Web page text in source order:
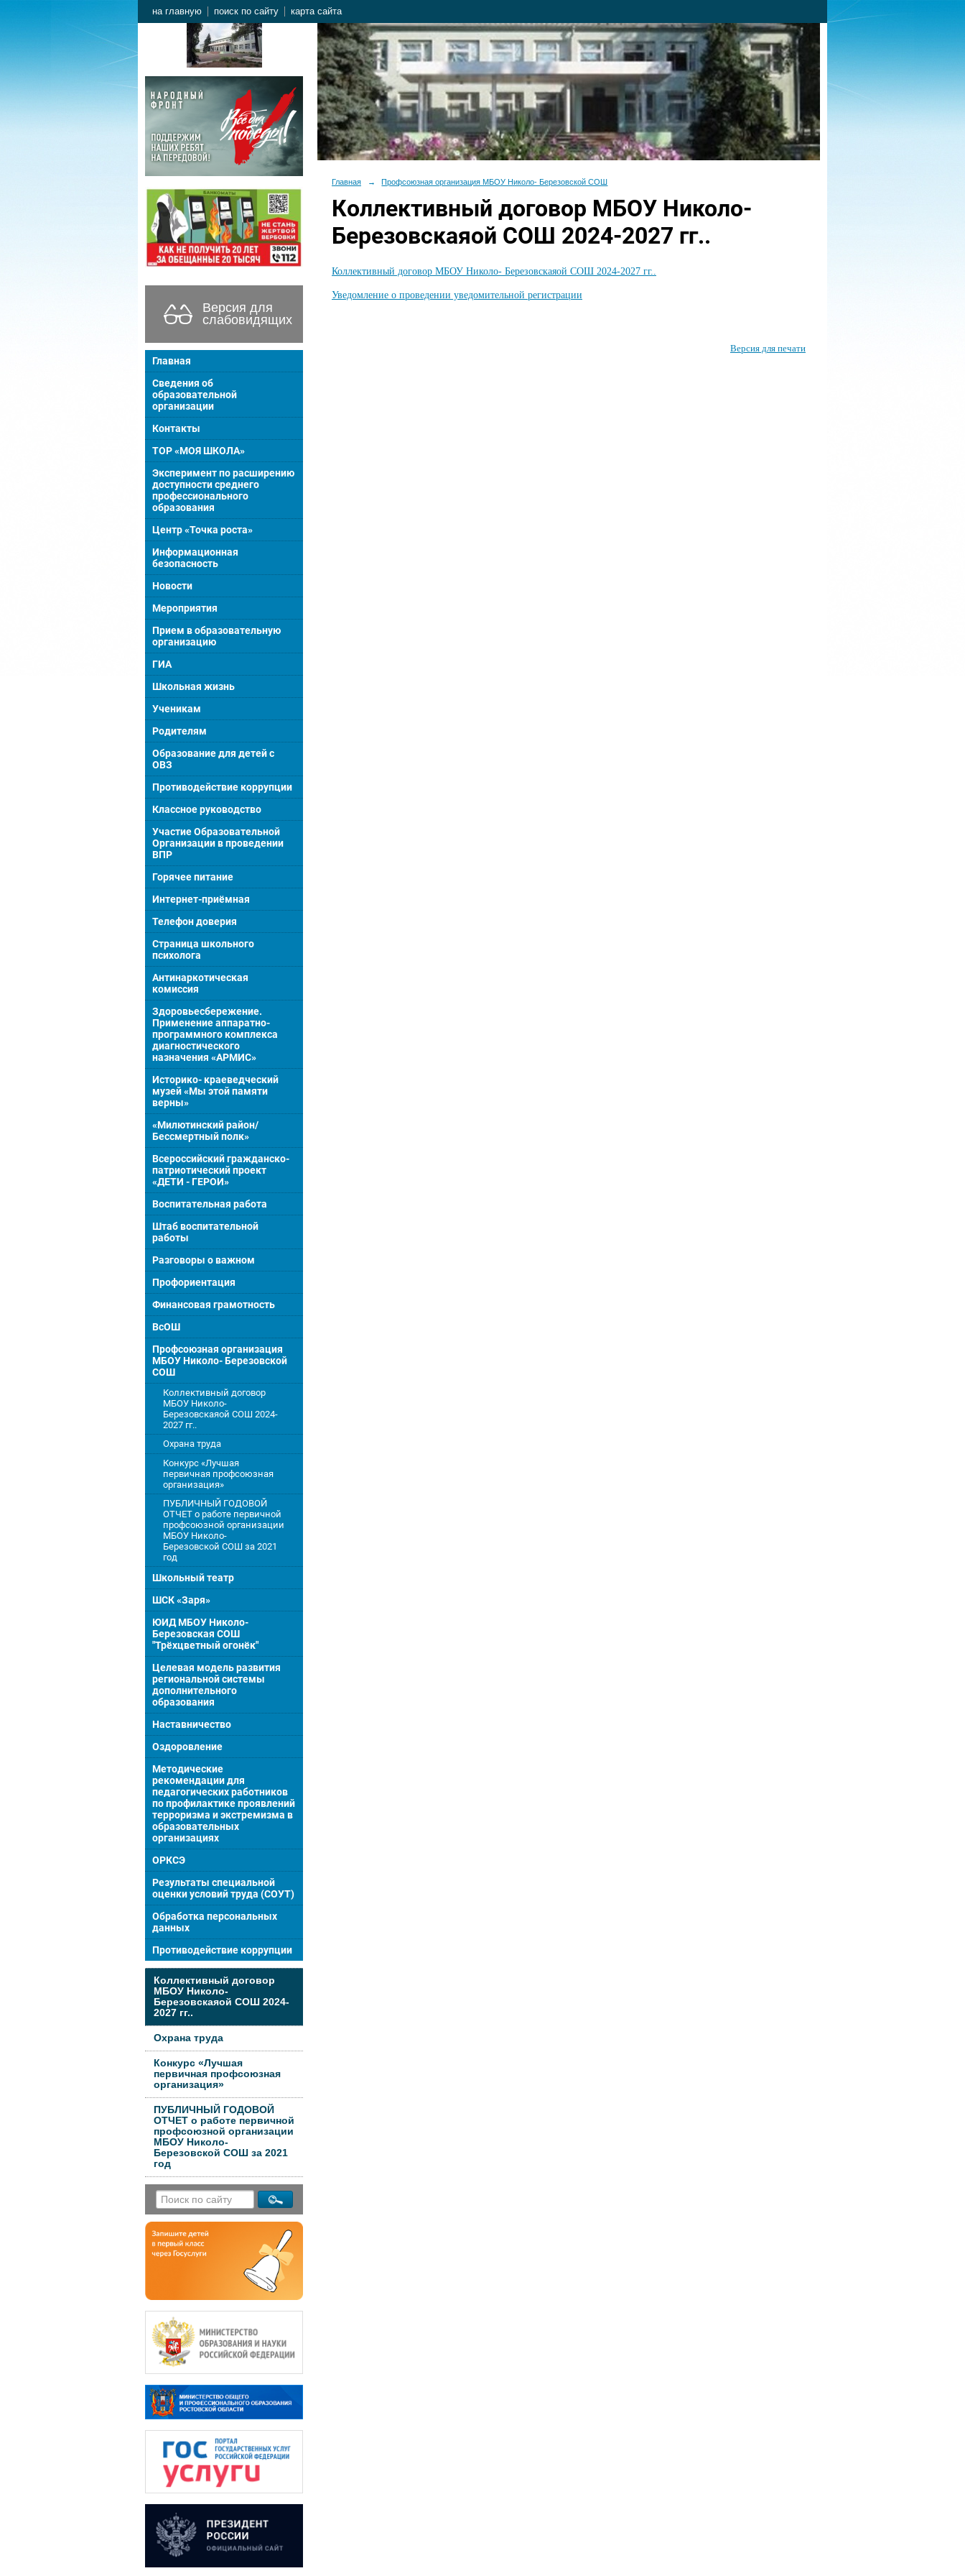
на главную поиск по сайту карта сайта
Версия для
слабовидящих
Главная
Сведения об
образовательной
организации
Контакты
ТОР «МОЯ ШКОЛА»
Эксперимент по расширению
доступности среднего
профессионального
образования
Центр «Точка роста»
Информационная
безопасность
Новости
Мероприятия
Прием в образовательную
организацию
ГИА
Школьная жизнь
Ученикам
Родителям
Образование для детей с
ОВЗ
Противодействие коррупции
Классное руководство
Участие Образовательной
Организации в проведении
ВПР
Горячее питание
Интернет-приёмная
Телефон доверия
Страница школьного
психолога
Антинаркотическая
комиссия
Здоровьесбережение.
Применение аппаратно-
программного комплекса
диагностического
назначения «АРМИС»
Историко- краеведческий
музей «Мы этой памяти
верны»
«Милютинский район/
Бессмертный полк»
Всероссийский гражданско-
патриотический проект
«ДЕТИ - ГЕРОИ»
Воспитательная работа
Штаб воспитательной
работы
Разговоры о важном
Профориентация
Финансовая грамотность
ВсОШ
Профсоюзная организация
МБОУ Николо- Березовской
СОШ
Коллективный договор
МБОУ Николо-
Березовскаяой СОШ 2024-
2027 гг..
Охрана труда
Конкурс «Лучшая
первичная профсоюзная
организация»
ПУБЛИЧНЫЙ ГОДОВОЙ
ОТЧЕТ о работе первичной
профсоюзной организации
МБОУ Николо-
Березовской СОШ за 2021
год
Школьный театр
ШСК «Заря»
ЮИД МБОУ Николо-
Березовская СОШ
"Трёхцветный огонёк"
Целевая модель развития
региональной системы
дополнительного
образования
Наставничество
Оздоровление
Методические
рекомендации для
педагогических работников
по профилактике проявлений
терроризма и экстремизма в
образовательных
организациях
ОРКСЭ
Результаты специальной
оценки условий труда (СОУТ)
Обработка персональных
данных
Противодействие коррупции
Коллективный договор
МБОУ Николо-
Березовскаяой СОШ 2024-
2027 гг..
Охрана труда
Конкурс «Лучшая
первичная профсоюзная
организация»
ПУБЛИЧНЫЙ ГОДОВОЙ
ОТЧЕТ о работе первичной
профсоюзной организации
МБОУ Николо-
Березовской СОШ за 2021
год
Главная → Профсоюзная организация МБОУ Николо- Березовской СОШ
Коллективный договор МБОУ Николо-
Березовскаяой СОШ 2024-2027 гг..
Коллективный договор МБОУ Николо- Березовскаяой СОШ 2024-2027 гг..
Уведомление о проведении уведомительной регистрации
Версия для печати